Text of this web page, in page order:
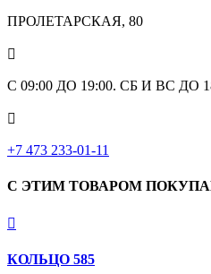
ПРОЛЕТАРСКАЯ, 80

С 09:00 ДО 19:00. СБ И ВС ДО

+7 473 233-01-11
С ЭТИМ ТОВАРОМ

КОЛЬЦО 585